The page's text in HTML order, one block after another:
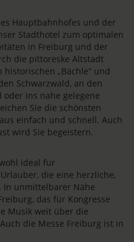
Hauptbahnhofes und der
Stadthotel zum optimalen
in Freiburg und der
die pittoreske Altstadt
„Bächle“ und
Schwarzwald, an den
ins nahe gelegene
Sie die schönsten
einfach und schnell. Auch
wird Sie begeistern.
ideal für
die eine herzliche,
In unmittelbarer Nähe
das für Kongresse
Musik weit über die
die Messe Freiburg ist in